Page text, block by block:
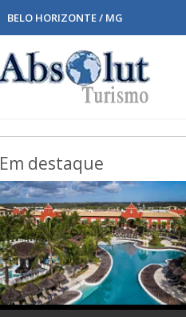
BELO HORIZONTE / MG
Em destaque